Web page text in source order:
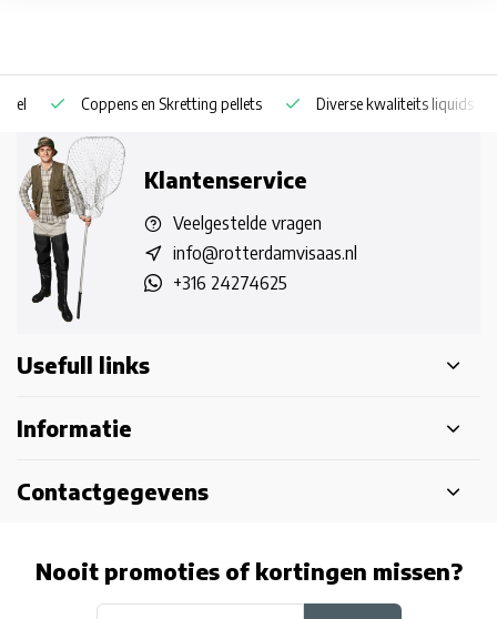
Coppens en Skretting pellets Diverse kwaliteits liquids
Klantenservice
Veelgestelde vragen
info@rotterdamvisaas.nl
+316 24274625
Usefull links
Informatie
Contactgegevens
Nooit promoties of kortingen missen?